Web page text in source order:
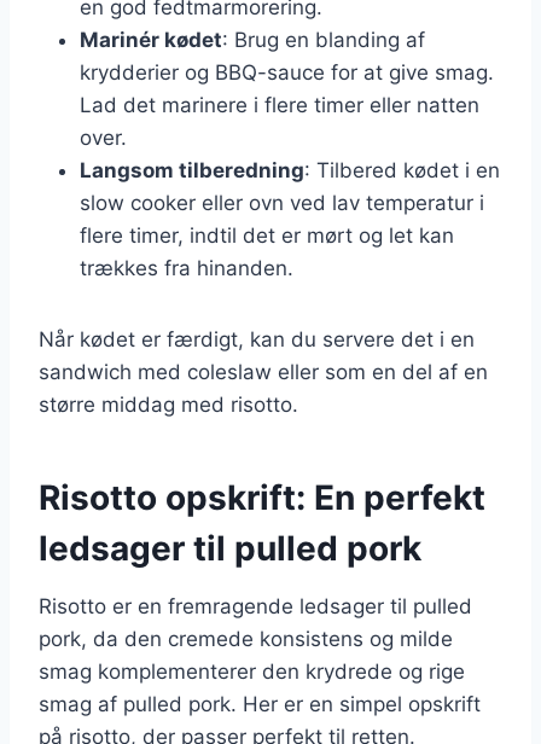
en god fedtmarmorering.
Marinér kødet: Brug en blanding af
krydderier og BBQ-sauce for at give smag.
Lad det marinere i flere timer eller natten
over.
Langsom tilberedning: Tilbered kødet i en
slow cooker eller ovn ved lav temperatur i
flere timer, indtil det er mørt og let kan
trækkes fra hinanden.
Når kødet er færdigt, kan du servere det i en
sandwich med coleslaw eller som en del af en
større middag med risotto.
Risotto opskrift: En perfekt
ledsager til pulled pork
Risotto er en fremragende ledsager til pulled
pork, da den cremede konsistens og milde
smag komplementerer den krydrede og rige
smag af pulled pork. Her er en simpel opskrift
på risotto, der passer perfekt til retten.